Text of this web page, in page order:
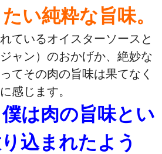
い純粋な旨味。
ているオイスターソースと
ャン）のおかげか、 絶妙な
てその肉の旨味は果てなく
感じます。
は肉の旨味とい
込まれたよう